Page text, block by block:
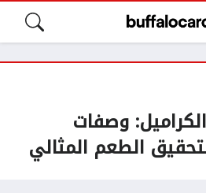
وصفات
الطعم المثالي